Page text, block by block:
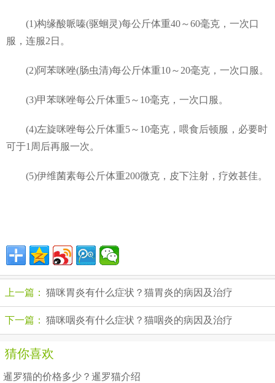
(1)构缘酸哌嗪(驱蛔灵)每公斤体重40～60毫克，一次口
服，连服2日。
(2)阿苯咪唑(肠虫清)每公斤体重10～20毫克，一次口服。
(3)甲苯咪唑每公斤体重5～10毫克，一次口服。
(4)左旋咪唑每公斤体重5～10毫克，喂食后顿服，必要时
可于1周后再服一次。
(5)伊维菌素每公斤体重200微克，皮下注射，疗效甚佳。
上一篇： 猫咪胃炎有什么症状？猫胃炎的病因及治疗
下一篇： 猫咪咽炎有什么症状？猫咽炎的病因及治疗
猜你喜欢
暹罗猫的价格多少？暹罗猫介绍